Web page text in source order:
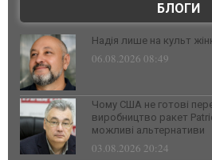
БЛОГИ
Надія лише на культ
06.08.2026 08:49
Чому США не готові
виробництво ракет
можливі альтернативи
03.08.2026 20:24